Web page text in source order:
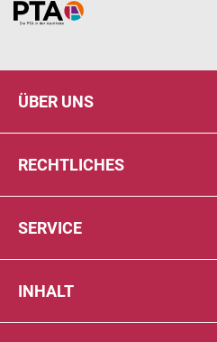
Home
ÜBER UNS
RECHTLICHES
SERVICE
INHALT